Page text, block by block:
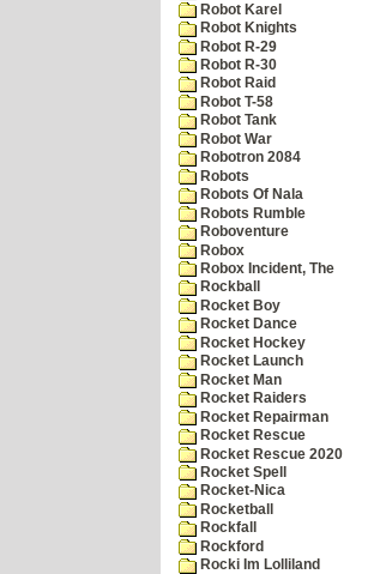
Robot Karel
Robot Knights
Robot R-29
Robot R-30
Robot Raid
Robot T-58
Robot Tank
Robot War
Robotron 2084
Robots
Robots Of Nala
Robots Rumble
Roboventure
Robox
Robox Incident, The
Rockball
Rocket Boy
Rocket Dance
Rocket Hockey
Rocket Launch
Rocket Man
Rocket Raiders
Rocket Repairman
Rocket Rescue
Rocket Rescue 2020
Rocket Spell
Rocket-Nica
Rocketball
Rockfall
Rockford
Rocki Im Lolliland